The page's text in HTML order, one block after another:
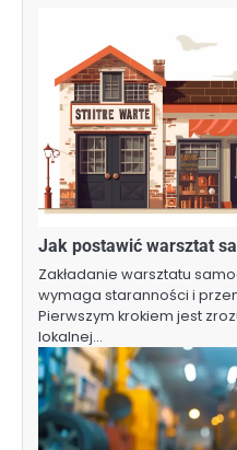
Jak postawić warsztat
Zakładanie warsztatu
wymaga staranności i
Pierwszym krokiem jest
lokalnej…